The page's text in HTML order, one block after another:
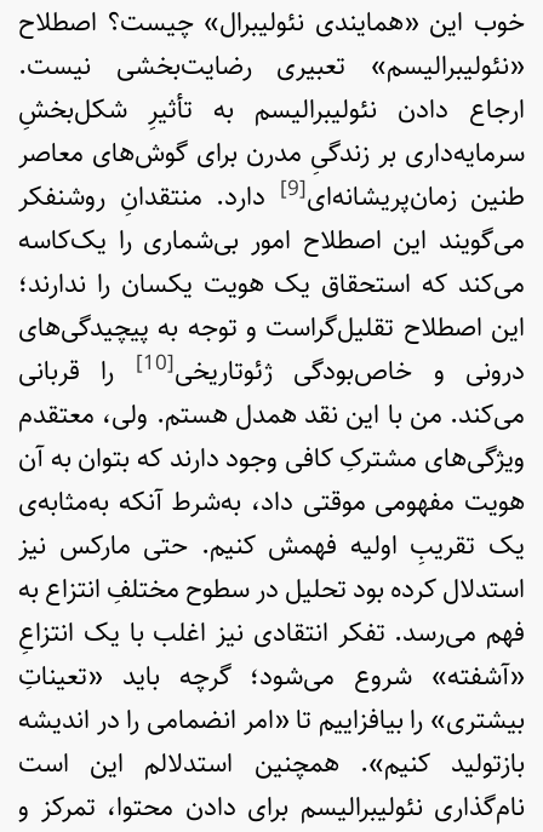
خوب این «همایندی نئولیبرال» چیست؟ اصطلاح
«نئولیبرالیسم» تعبیری رضایت‌بخشی نیست.
ارجاع‌ دادن نئولیبرالیسم به تأثیرِ شکل‌بخشِ
سرمایه‌داری بر زندگیِ مدرن برای گوش‌های معاصر
طنین زمان‌پریشانه‌ای[9]
دارد. منتقدانِ روشنفکر
می‌گویند این اصطلاح امور بی‌شماری را یک‌کاسه
می‌کند که استحقاق یک هویت یکسان را ندارند؛
این اصطلاح تقلیل‌گراست و توجه به پیچیدگی‌های
درونی و خاص‌بودگی ژئوتاریخی[10]
را قربانی
می‌کند. من با این نقد همدل‌ هستم. ولی، معتقدم
ویژگی‌های مشترکِ کافی وجود دارند که بتوان به آن
هویت مفهومی موقتی داد، به‌شرط آنکه به‌مثابه‌ی
یک تقریبِ اولیه فهمش کنیم. حتی مارکس نیز
استدلال کرده بود تحلیل در سطوح مختلفِ انتزاع به
فهم می‌رسد. تفکر انتقادی نیز اغلب با یک انتزاعِ
«آشفته» شروع می‌شود؛ گرچه باید «تعیناتِ
بیشتری» را بیافزاییم تا «امر انضمامی را در اندیشه
بازتولید کنیم». همچنین استدلالم این است
نام‌گذاری نئولیبرالیسم برای دادن محتوا، تمرکز و